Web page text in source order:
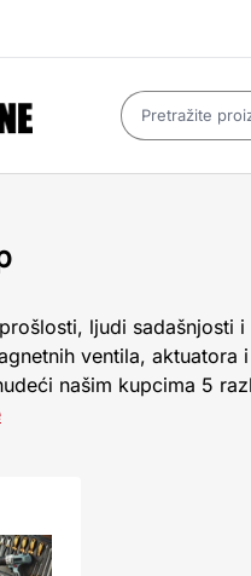
ljudi sadašnjosti
ventila,
našim kupcima 5